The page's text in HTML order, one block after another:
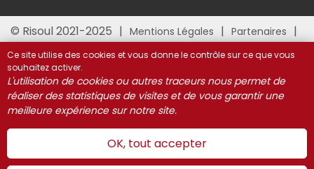
© Risoul 2021-2025 Mentions Légales
Partenaires
Ce site utilise des cookies et vous donne le contrôle sur ce que vous
souhaitez activer.
L'utilisation de cookies ou autres traceurs nous permet de
réaliser des statistiques de visites et de vous garantir une
meilleure expérience sur notre site.
OK, tout accepter